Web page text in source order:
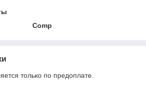
Comp
только по предоплате.